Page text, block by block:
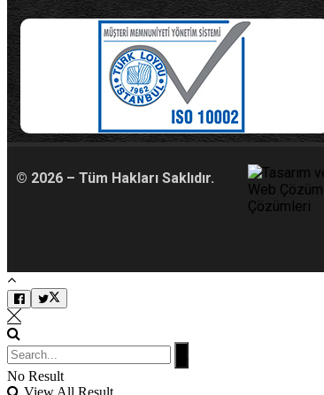
© 2026 – Tüm Hakları Saklıdır.
No Result
View All Result